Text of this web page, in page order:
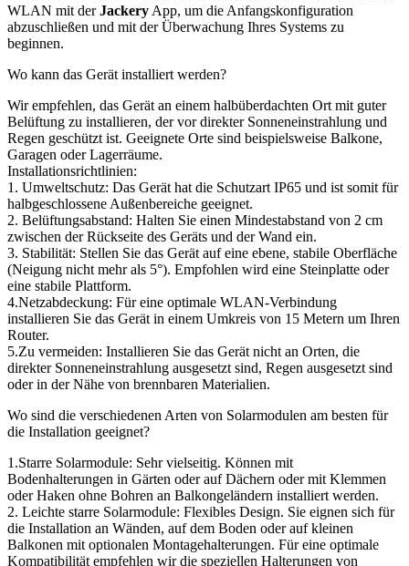
WLAN mit derJackery App, um die Anfangskonfiguration
abzuschließen und mit der Überwachung Ihres Systems zu
beginnen.
Wo kann das Gerät installiert werden?
Wir empfehlen, das Gerät an einem halbüberdachten Ort mit guter
Belüftung zu installieren, der vor direkter Sonneneinstrahlung und
Regen geschützt ist. Geeignete Orte sind beispielsweise Balkone,
Garagen oder Lagerräume.
Installationsrichtlinien:
1. Umweltschutz: Das Gerät hat die Schutzart IP65 und ist somit für
halbgeschlossene Außenbereiche geeignet.
2. Belüftungsabstand: Halten Sie einen Mindestabstand von 2 cm
zwischen der Rückseite des Geräts und der Wand ein.
3. Stabilität: Stellen Sie das Gerät auf eine ebene, stabile Oberfläche
(Neigung nicht mehr als 5°). Empfohlen wird eine Steinplatte oder
eine stabile Plattform.
4.Netzabdeckung: Für eine optimale WLAN-Verbindung
installieren Sie das Gerät in einem Umkreis von 15 Metern um Ihren
Router.
5.Zu vermeiden: Installieren Sie das Gerät nicht an Orten, die
direkter Sonneneinstrahlung ausgesetzt sind, Regen ausgesetzt sind
oder in der Nähe von brennbaren Materialien.
Wo sind die verschiedenen Arten von Solarmodulen am besten für
die Installation geeignet?
1.Starre Solarmodule: Sehr vielseitig. Können mit
Bodenhalterungen in Gärten oder auf Dächern oder mit Klemmen
oder Haken ohne Bohren an Balkongeländern installiert werden.
2. Leichte starre Solarmodule: Flexibles Design. Sie eignen sich für
die Installation an Wänden, auf dem Boden oder auf kleinen
Balkonen mit optionalen Montagehalterungen. Für eine optimale
Kompatibilität empfehlen wir die speziellen Halterungen von